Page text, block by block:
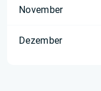
November
Dezember